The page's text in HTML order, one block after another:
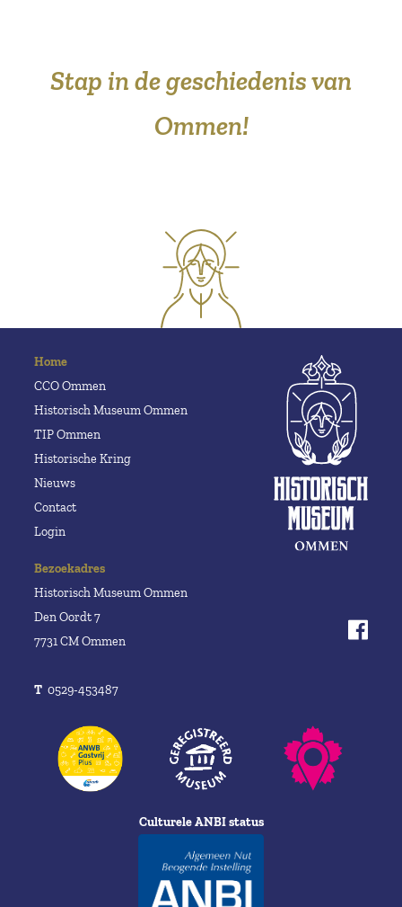
Stap in de geschiedenis van
Ommen!
Bezoekadres
Historisch Museum Ommen
Den Oordt 7
7731 CM Ommen
T 0529-453487
Home
CCO Ommen
Historisch Museum Ommen
TIP Ommen
Historische Kring
Nieuws
Contact
Login
Culturele ANBI status